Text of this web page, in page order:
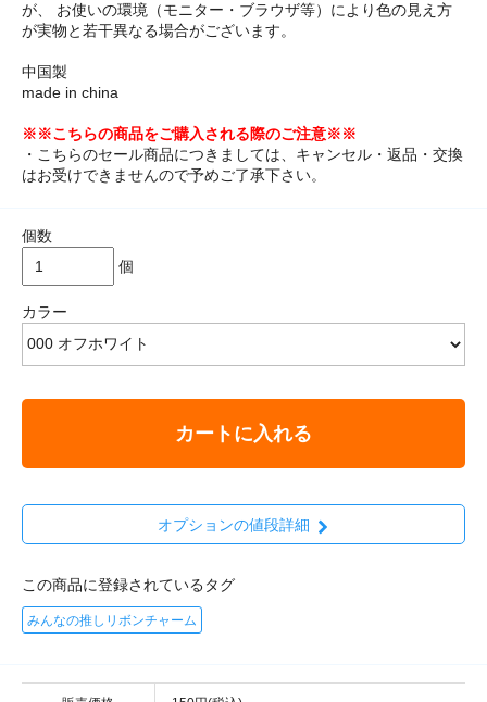
が、 お使いの環境（モニター・ブラウザ等）により色の見え方
が実物と若干異なる場合がございます。
中国製
made in china
※※こちらの商品をご購入される際のご注意※※
・こちらのセール商品につきましては、キャンセル・返品・交換
はお受けできませんので予めご了承下さい。
個数
個
カラー
カートに入れる
オプションの値段詳細
この商品に登録されているタグ
みんなの推しリボンチャーム